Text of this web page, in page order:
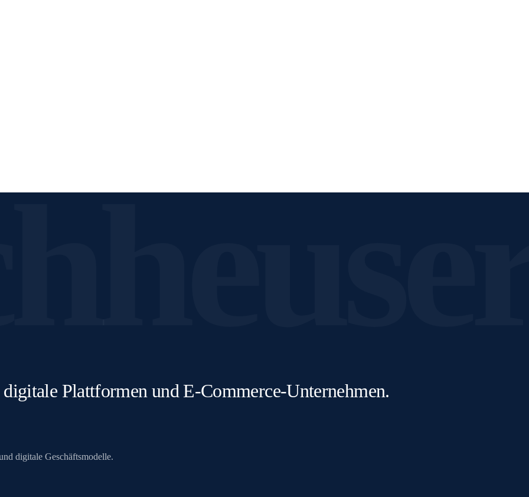
Plattformen und E-Commerce-Unternehmen.
digitale Geschäftsmodelle.